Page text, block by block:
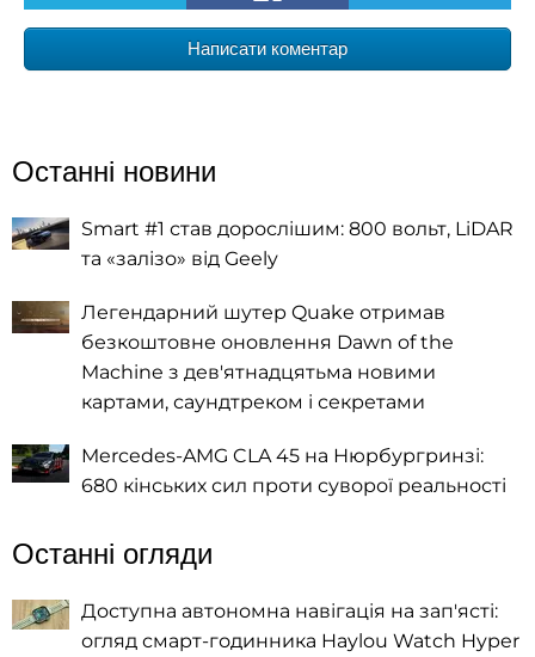
Написати коментар
Останні новини
Smart #1 став дорослішим: 800 вольт, LiDAR
та «залізо» від Geely
Легендарний шутер Quake отримав
безкоштовне оновлення Dawn of the
Machine з дев'ятнадцятьма новими
картами, саундтреком і секретами
Mercedes-AMG CLA 45 на Нюрбургринзі:
680 кінських сил проти суворої реальності
Останні огляди
Доступна автономна навігація на зап'ясті:
огляд смарт-годинника Haylou Watch Hyper